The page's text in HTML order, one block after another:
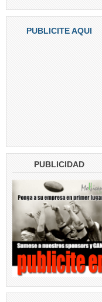
PUBLICITE AQUI
PUBLICIDAD